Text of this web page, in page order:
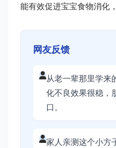
能有效促进宝宝食物消化
网友反馈
从老一辈那里学来
化不良效果很稳，
口。
家人亲测这个小方